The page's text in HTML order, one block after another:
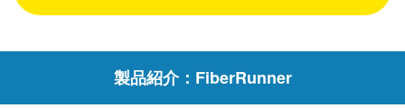
製品紹介：FiberRunner